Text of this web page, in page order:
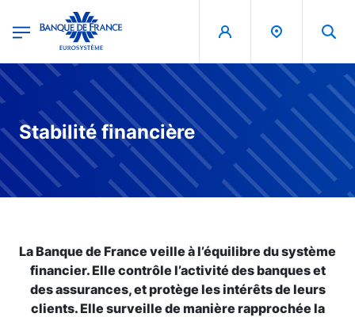
Banque de France - Menu Principal
Stabilité financière
La Banque de France veille à l’équilibre du système
financier. Elle contrôle l’activité des banques et
des assurances, et protège les intérêts de leurs
clients. Elle surveille de manière rapprochée la